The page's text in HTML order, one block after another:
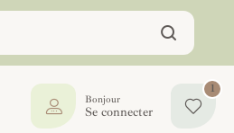
1
Bonjour
Se connecter